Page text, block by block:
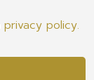
privacy policy.